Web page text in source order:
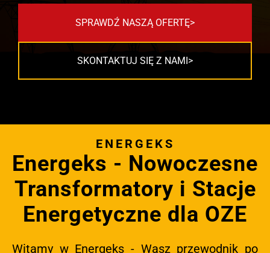
SPRAWDŹ NASZĄ OFERTĘ
SKONTAKTUJ SIĘ Z NAMI
ENERGEKS
Energeks - Nowoczesne
Transformatory i Stacje
Energetyczne dla OZE
Witamy w Energeks - Wasz przewodnik po